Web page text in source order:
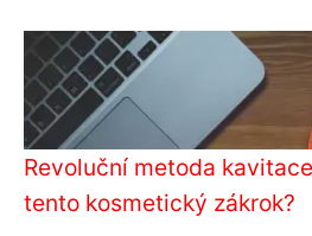
Revoluční metoda
tento kosmetický zákrok?